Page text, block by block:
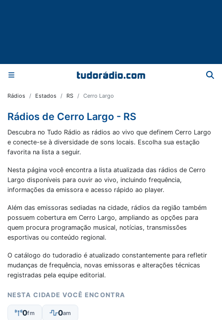
Rádios Estados RS Cerro Largo
Rádios de Cerro Largo - RS
Descubra no Tudo Rádio as rádios ao vivo que definem Cerro Largo
e conecte-se à diversidade de sons locais. Escolha sua estação
favorita na lista a seguir.
Nesta página você encontra a lista atualizada das rádios de Cerro
Largo disponíveis para ouvir ao vivo, incluindo frequência,
informações da emissora e acesso rápido ao player.
Além das emissoras sediadas na cidade, rádios da região também
possuem cobertura em Cerro Largo, ampliando as opções para
quem procura programação musical, notícias, transmissões
esportivas ou conteúdo regional.
O catálogo do tudoradio é atualizado constantemente para refletir
mudanças de frequência, novas emissoras e alterações técnicas
registradas pela equipe editorial.
NESTA CIDADE VOCÊ ENCONTRA
0fm 0am